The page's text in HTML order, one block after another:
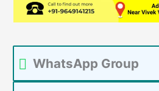
WhatsApp Group